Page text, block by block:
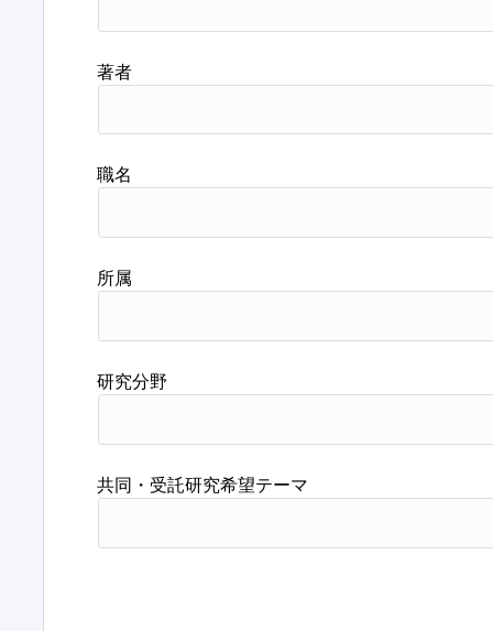
著者
職名
所属
研究分野
共同・受託研究希望テーマ